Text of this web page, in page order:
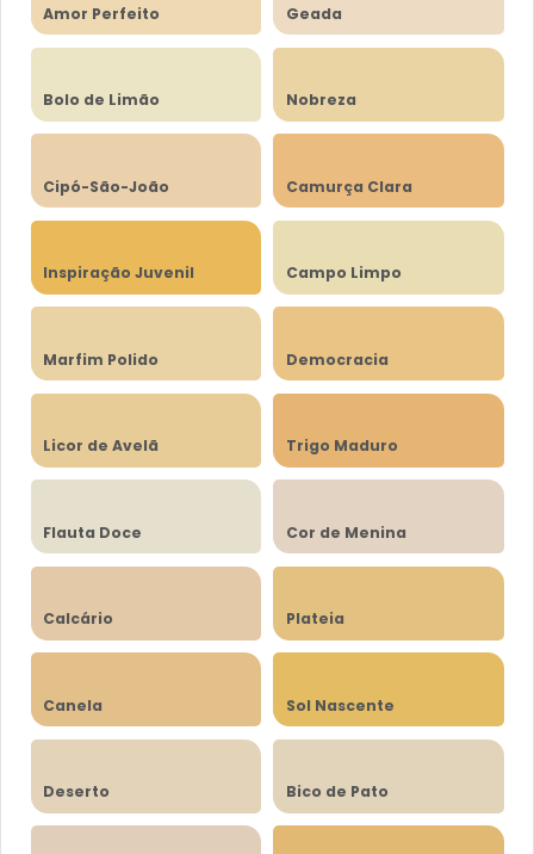
Amor Perfeito Geada
Bolo de Limão Nobreza
Cipó-São-João Camurça Clara
Inspiração Juvenil Campo Limpo
Marfim Polido Democracia
Licor de Avelã Trigo Maduro
Flauta Doce Cor de Menina
Calcário Plateia
Canela Sol Nascente
Deserto Bico de Pato